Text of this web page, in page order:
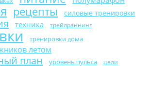
рецепты силовые тренировки
техника трейлраннинг
тренировки дома
летом
план уровень пульса цели